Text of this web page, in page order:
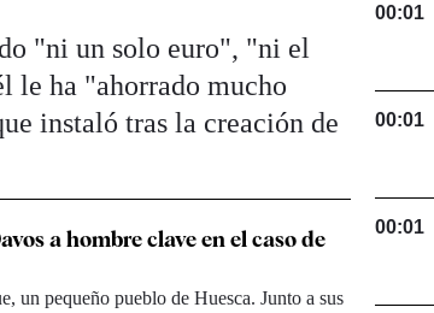
"ni un solo euro", "ni el
le ha "ahorrado mucho
instaló tras la creación de
a hombre clave en el caso de
un pequeño pueblo de Huesca. Junto a sus
00:01
00:01
00:01